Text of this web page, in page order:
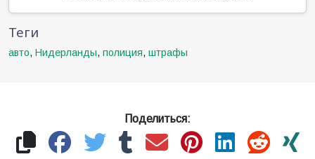
Теги
авто, Нидерланды, полиция, штрафы
Поделиться: